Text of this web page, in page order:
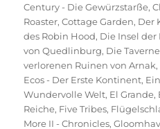
Century - Die Gewürzstarße,
Roaster,Cottage Garden, Der
des Robin Hood, Die Insel der
von Quedlinburg, Die
verlorenen Ruinen von Arnak,
Ecos - Der Erste Kontinent,
Wundervolle Welt, El Grande,
Reiche, Five Tribes,
More II - Chronicles,